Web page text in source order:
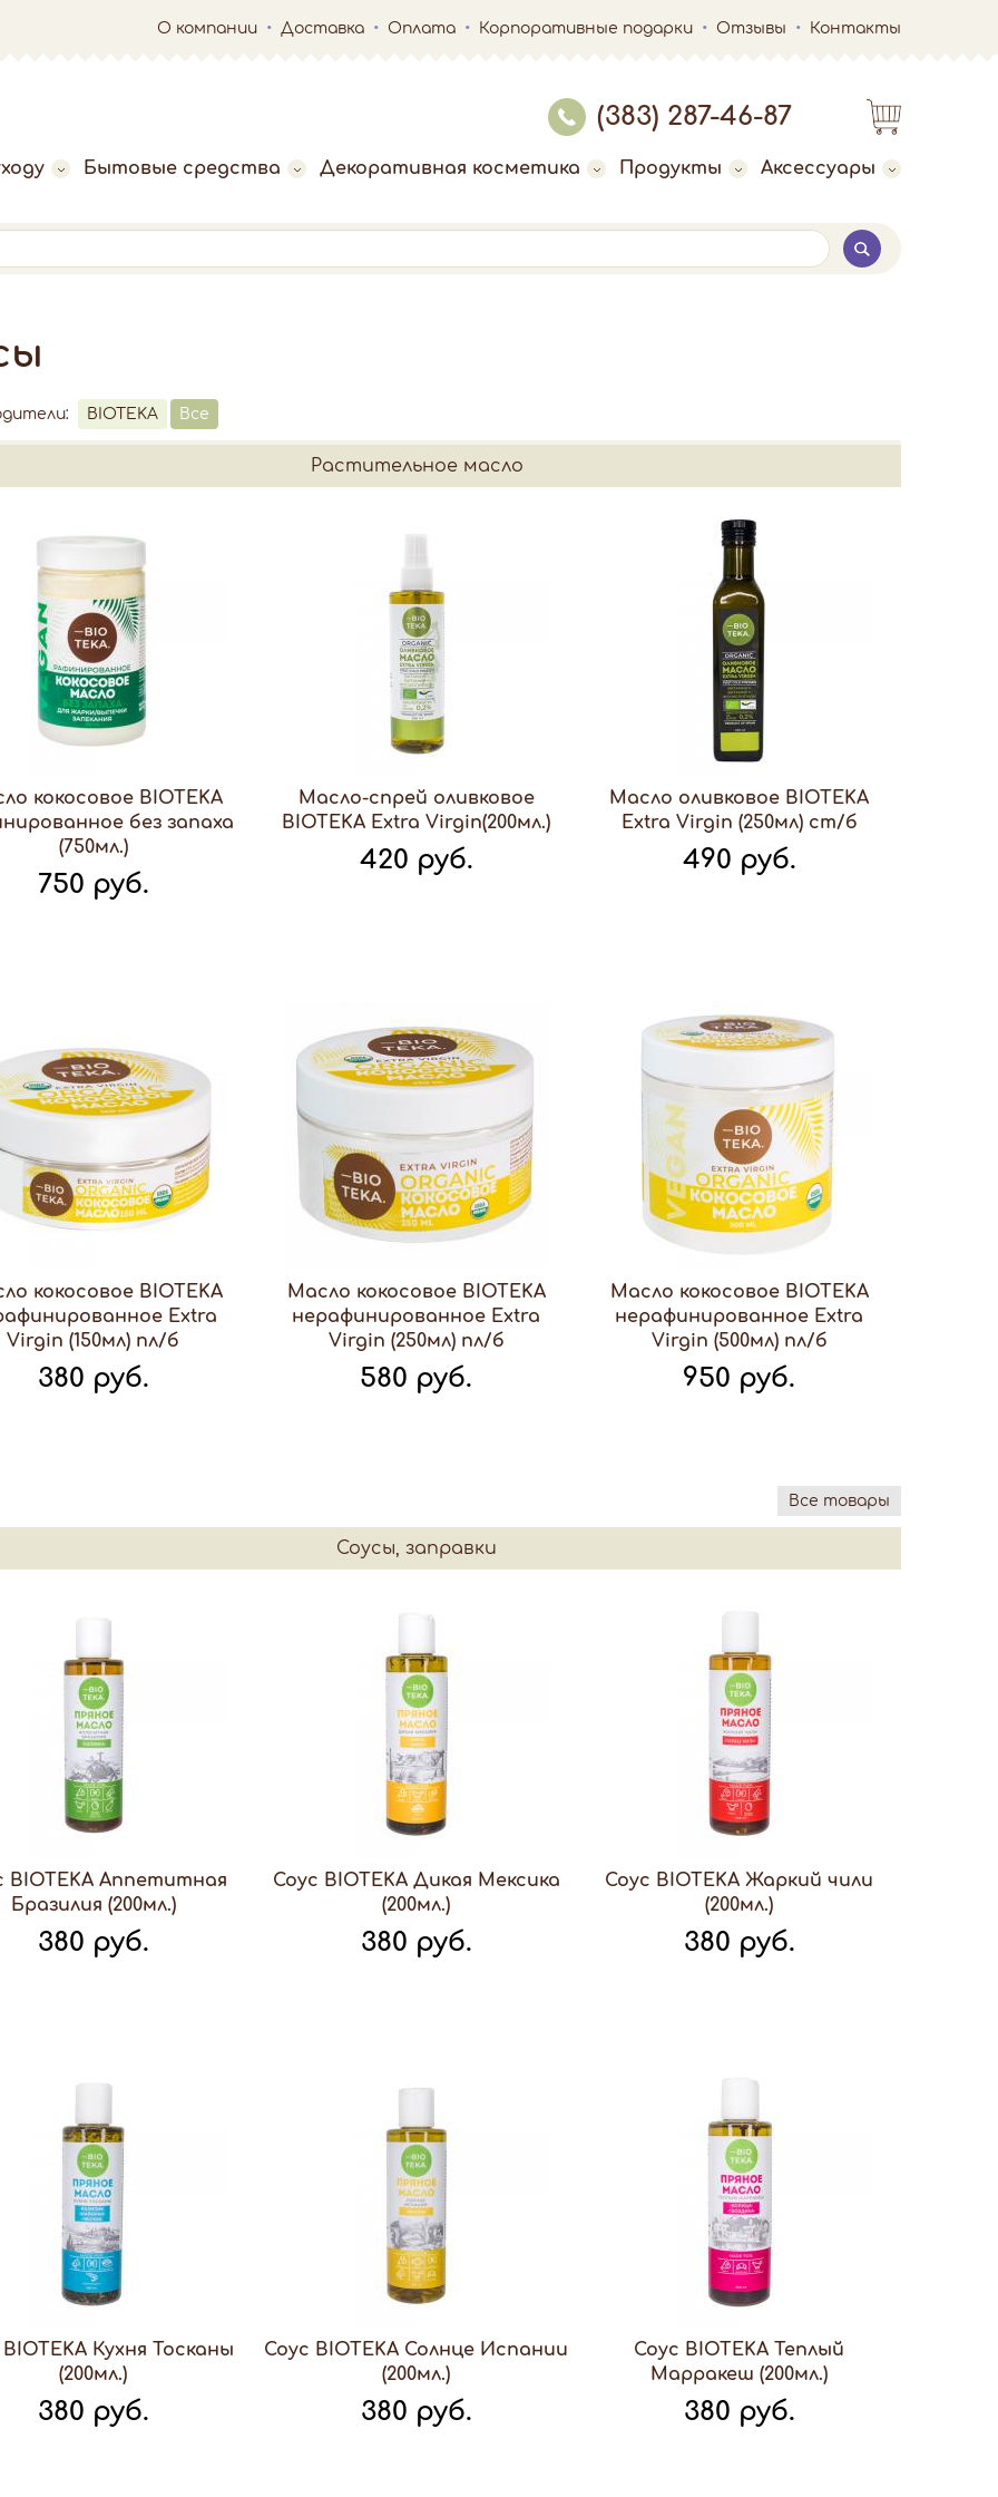
О компании Доставка Оплата Корпоративные подарки Отзывы Контакты
(383) 287-46-87
Бытовые средства Декоративная косметика Продукты Аксессуары
BIOTEKA Все
Растительное масло
кокосовое BIOTEKA
без запаха
(750мл.)
750 руб.
Масло-спрей оливковое
BIOTEKA Extra Virgin(200мл.)
420 руб.
Масло оливковое BIOTEKA
Extra Virgin (250мл) ст/б
490 руб.
кокосовое BIOTEKA
Extra
Virgin (150мл) пл/б
380 руб.
Масло кокосовое BIOTEKA
нерафинированное Extra
Virgin (250мл) пл/б
580 руб.
Масло кокосовое BIOTEKA
нерафинированное Extra
Virgin (500мл) пл/б
950 руб.
Все товары
Соусы, заправки
BIOTEKA Аппетитная
Бразилия (200мл.)
380 руб.
Соус BIOTEKA Дикая Мексика
(200мл.)
380 руб.
Соус BIOTEKA Жаркий чили
(200мл.)
380 руб.
Кухня Тосканы
(200мл.)
380 руб.
Соус BIOTEKA Солнце Испании
(200мл.)
380 руб.
Соус BIOTEKA Теплый
Марракеш (200мл.)
380 руб.